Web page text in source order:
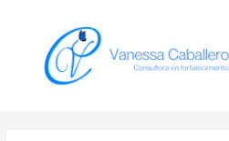
contenido